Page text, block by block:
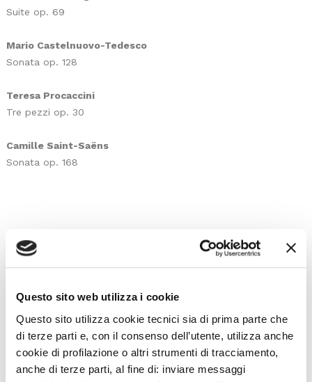
Questo sito web utilizza i cookie
Questo sito utilizza cookie tecnici sia di prima parte che
di terze parti e, con il consenso dell’utente, utilizza anche
cookie di profilazione o altri strumenti di tracciamento,
anche di terze parti, al fine di: inviare messaggi
Suite op. 69
Mario Castelnuovo-Tedesco
Sonata op. 128
Teresa Procaccini
Tre pezzi op. 30
Camille Saint-Saëns
Sonata op. 168
I prossimi eventi
Gli appuntamenti della settimana
IL CALENDARIO COMPLETO